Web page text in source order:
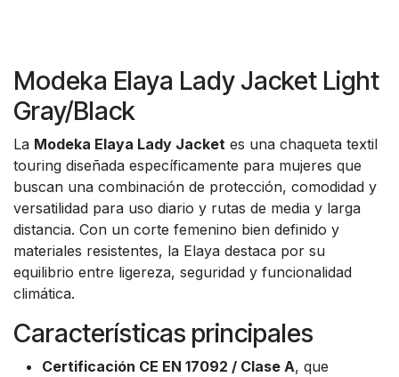
Modeka Elaya Lady Jacket Light
Gray/Black
La Modeka Elaya Lady Jacket es una chaqueta textil
touring diseñada específicamente para mujeres que
buscan una combinación de protección, comodidad y
versatilidad para uso diario y rutas de media y larga
distancia. Con un corte femenino bien definido y
materiales resistentes, la Elaya destaca por su
equilibrio entre ligereza, seguridad y funcionalidad
climática.
Características principales
Certificación CE EN 17092 / Clase A, que